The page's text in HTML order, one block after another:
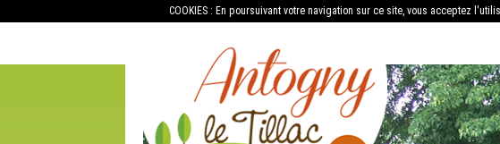
COOKIES : En poursuivant votre navigation sur ce site, vous acceptez